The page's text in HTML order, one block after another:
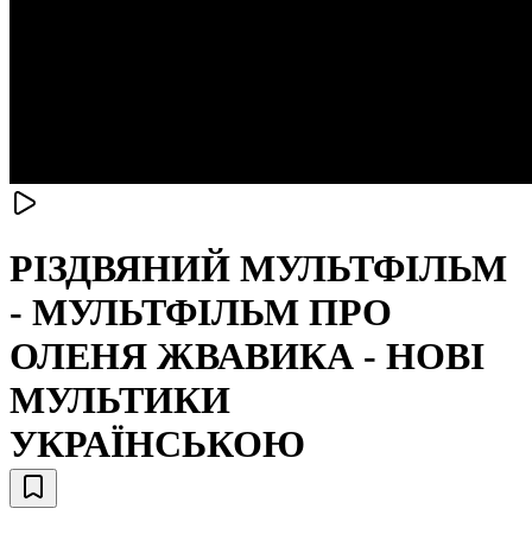
РІЗДВЯНИЙ МУЛЬТФІЛЬМ
- МУЛЬТФІЛЬМ ПРО
ОЛЕНЯ ЖВАВИКА - НОВІ
МУЛЬТИКИ
УКРАЇНСЬКОЮ